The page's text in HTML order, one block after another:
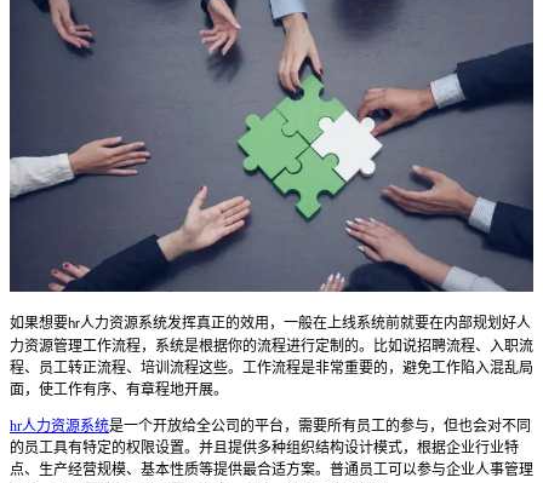
如果想要hr人力资源系统发挥真正的效用，一般在上线系统前就要在内部规划好人
力资源管理工作流程，系统是根据你的流程进行定制的。比如说招聘流程、入职流
程、员工转正流程、培训流程这些。工作流程是非常重要的，避免工作陷入混乱局
面，使工作有序、有章程地开展。
hr人力资源系统是一个开放给全公司的平台，需要所有员工的参与，但也会对不同
的员工具有特定的权限设置。 并且 提供多种组织结构设计模式，根据企业行业特
点、生产经营规模、基本性质等提供最合适方案。 普通员工可以参与企业人事管理